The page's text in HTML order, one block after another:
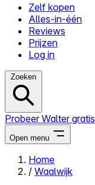
Zelf kopen
Alles-in-één
Reviews
Prijzen
Log in
Zoeken
Probeer Walter gratis
Open menu
Close menu
Home
/ Waalwijk